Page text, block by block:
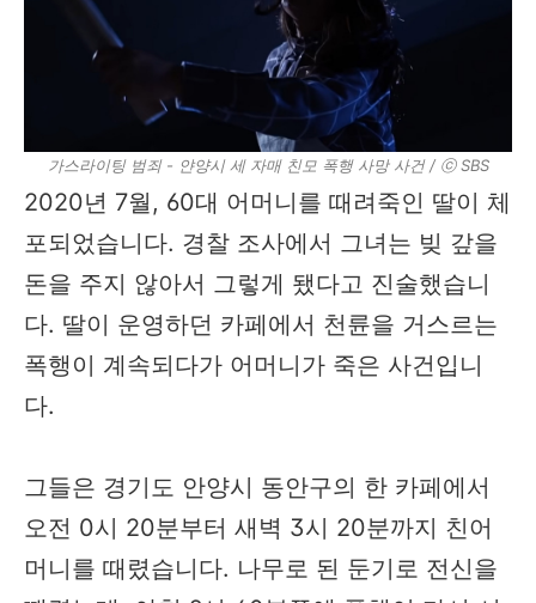
가스라이팅 범죄 - 얀양시 세 자매 친모 폭행 사망 사건 / ⓒ SBS
2020년 7월, 60대 어머니를 때려죽인 딸이 체
포되었습니다. 경찰 조사에서 그녀는 빚 갚을
돈을 주지 않아서 그렇게 됐다고 진술했습니
다. 딸이 운영하던 카페에서 천륜을 거스르는
폭행이 계속되다가 어머니가 죽은 사건입니
다.
그들은 경기도 안양시 동안구의 한 카페에서
오전 0시 20분부터 새벽 3시 20분까지 친어
머니를 때렸습니다. 나무로 된 둔기로 전신을